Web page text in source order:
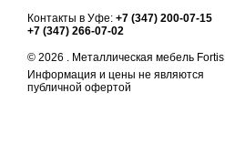
Контакты в Уфе: +7 (347) 200-07-15
+7 (347) 266-07-02
© 2026 . Металлическая мебель Fortis
Информация и цены не являются
публичной офертой